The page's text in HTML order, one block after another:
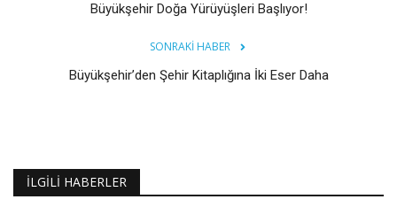
Büyükşehir Doğa Yürüyüşleri Başlıyor!
SONRAKI HABER
Büyükşehir’den Şehir Kitaplığına İki Eser Daha
İLGILI HABERLER